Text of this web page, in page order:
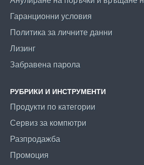
Гаранционни условия
Политика за личните данни
Лизинг
Забравена парола
РУБРИКИ И ИНСТРУМЕНТИ
Продукти по категории
Сервиз за компютри
Разпродажба
Промоция